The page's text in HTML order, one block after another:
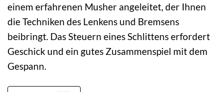
einem erfahrenen Musher angeleitet, der Ihnen
die Techniken des Lenkens und Bremsens
beibringt. Das Steuern eines Schlittens erfordert
Geschick und ein gutes Zusammenspiel mit dem
Gespann.